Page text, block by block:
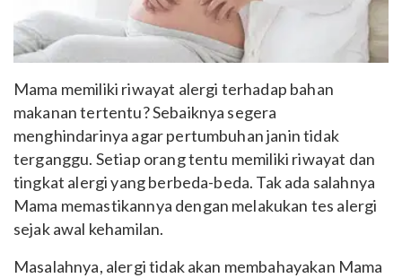
Mama memiliki riwayat alergi terhadap bahan
makanan tertentu? Sebaiknya segera
menghindarinya agar pertumbuhan janin tidak
terganggu. Setiap orang tentu memiliki riwayat dan
tingkat alergi yang berbeda-beda. Tak ada salahnya
Mama memastikannya dengan melakukan tes alergi
sejak awal kehamilan.
Masalahnya, alergi tidak akan membahayakan Mama